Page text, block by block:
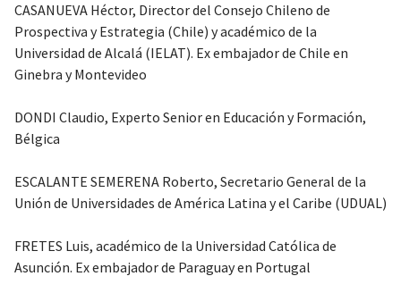
CASANUEVA Héctor, Director del Consejo Chileno de
Prospectiva y Estrategia (Chile) y académico de la
Universidad de Alcalá (IELAT). Ex embajador de Chile en
Ginebra y Montevideo
DONDI Claudio, Experto Senior en Educación y Formación,
Bélgica
ESCALANTE SEMERENA Roberto, Secretario General de la
Unión de Universidades de América Latina y el Caribe (UDUAL)
FRETES Luis, académico de la Universidad Católica de
Asunción. Ex embajador de Paraguay en Portugal